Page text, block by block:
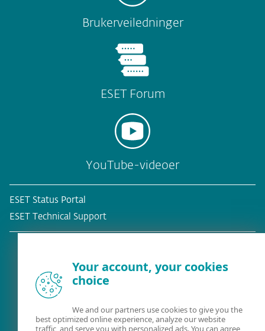
Brukerveiledninger
ESET Forum
YouTube-videoer
ESET Status Portal
ESET Technical Support
Your account, your cookies
choice
We and our partners use cookies to give you the
best optimized online experience, analyze our website
traffic, and serve you with personalized ads. You can agree